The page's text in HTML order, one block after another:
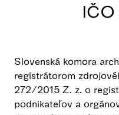
IČO
Slovenská komora
registrátorom
272/2015 Z. z. o
podnikateľov a